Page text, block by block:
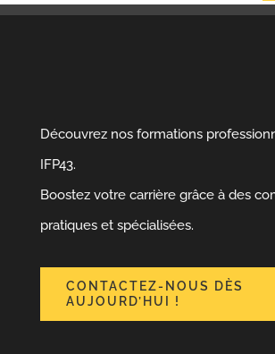
Découvrez nos formations
IFP43.
Boostez votre carrière grâce à des
pratiques et spécialisées.
CONTACTEZ-NOUS DÈS
AUJOURD’HUI !